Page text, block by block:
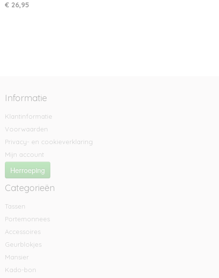
€ 26,95
Informatie
Klantinformatie
Voorwaarden
Privacy- en cookieverklaring
Mijn account
Herroeping
Categorieën
Tassen
Portemonnees
Accessoires
Geurblokjes
Mansier
Kado-bon